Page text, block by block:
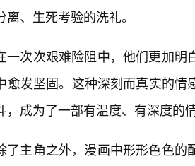
离、生死考验的洗礼。
一次次艰难险阻中，他们更加明
愈发坚固。这种深刻而真实的
，成为了一部有温度、有深度的
了主角之外，漫画中形形色色